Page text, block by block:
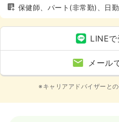
保健師、パート(非常勤)、日
護・福祉系
LINE
メール
※キャリアアドバイザーと